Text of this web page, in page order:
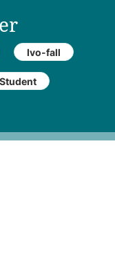
Ivo-fall
Student